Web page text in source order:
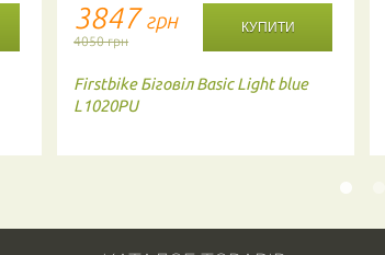
3847грн
4050 грн
Firstbike Біговіл Basic Light blue
L1020PU